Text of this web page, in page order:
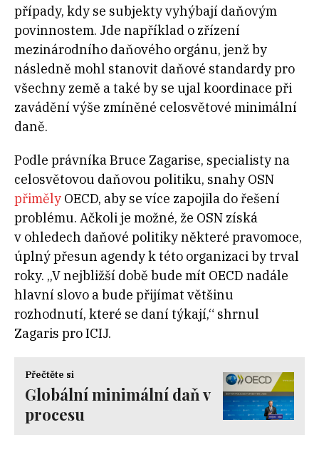
případy, kdy se subjekty vyhýbají daňovým
povinnostem. Jde například o zřízení
mezinárodního daňového orgánu, jenž by
následně mohl stanovit daňové standardy pro
všechny země a také by se ujal koordinace při
zavádění výše zmíněné celosvětové minimální
daně.
Podle právníka Bruce Zagarise, specialisty na
celosvětovou daňovou politiku, snahy OSN
přiměly OECD, aby se více zapojila do řešení
problému. Ačkoli je možné, že OSN získá
v ohledech daňové politiky některé pravomoce,
úplný přesun agendy k této organizaci by trval
roky. „V nejbližší době bude mít OECD nadále
hlavní slovo a bude přijímat většinu
rozhodnutí, které se daní týkají,“ shrnul
Zagaris pro ICIJ.
Přečtěte si
Globální minimální daň v
procesu